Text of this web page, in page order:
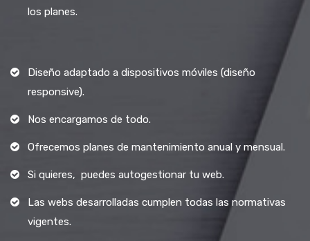
los planes.
Diseño adaptado a dispositivos móviles (diseño
responsive).
Nos encargamos de todo.
Ofrecemos planes de mantenimiento anual y mensual.
Si quieres, puedes autogestionar tu web.
Las webs desarrolladas cumplen todas las normativas
vigentes.